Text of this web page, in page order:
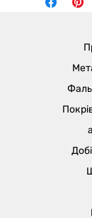
сміття,
дії клапана
клапана під
потоку
на вулицю
Після
під впливом